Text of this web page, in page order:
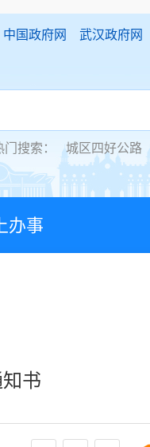
中国政府网 武汉政府网
门搜索： 城区四好公路
办事
书